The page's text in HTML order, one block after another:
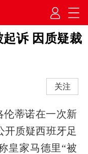
诉 因质疑裁
关注
伦蒂诺在一次新
开质疑西班牙足
皇家马德里“被